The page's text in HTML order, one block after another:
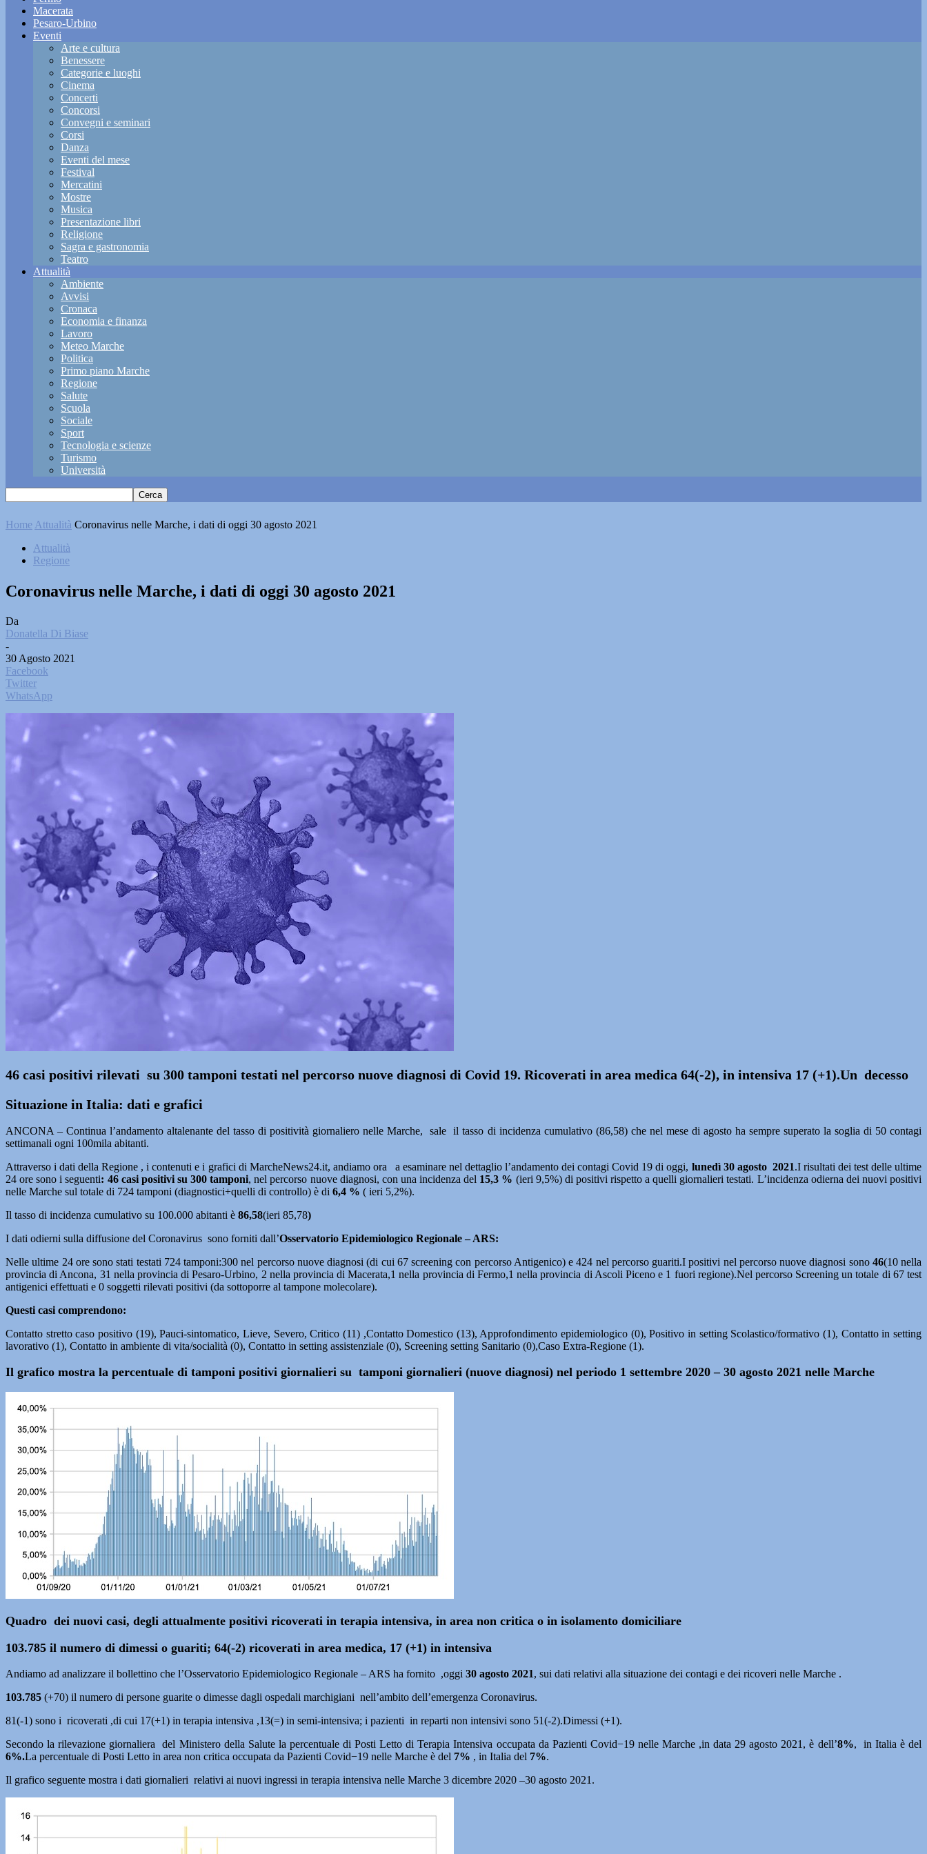
Macerata
Pesaro-Urbino
Eventi
Arte e cultura
Benessere
Categorie e luoghi
Cinema
Concerti
Concorsi
Convegni e seminari
Corsi
Danza
Eventi del mese
Festival
Mercatini
Mostre
Musica
Presentazione libri
Religione
Sagra e gastronomia
Teatro
Attualità
Ambiente
Avvisi
Cronaca
Economia e finanza
Lavoro
Meteo Marche
Politica
Primo piano Marche
Regione
Salute
Scuola
Sociale
Sport
Tecnologia e scienze
Turismo
Università
Home Attualità Coronavirus nelle Marche, i dati di oggi 30 agosto 2021
Attualità
Regione
Coronavirus nelle Marche, i dati di oggi 30 agosto 2021
Da
Donatella Di Biase
-
30 Agosto 2021
Facebook
Twitter
WhatsApp
46 casi positivi rilevati su 300 tamponi testati nel percorso nuove diagnosi di Covid 19. Ricoverati in area medica 64(-2), in intensiva 17 (+1).Un decesso
Situazione in Italia: dati e grafici
ANCONA – Continua l’andamento altalenante del tasso di positività giornaliero nelle Marche, sale il tasso di incidenza cumulativo (86,58) che nel mese di agosto ha sempre superato la soglia di 50 contagi
settimanali ogni 100mila abitanti.
Attraverso i dati della Regione , i contenuti e i grafici di MarcheNews24.it, andiamo ora a esaminare nel dettaglio l’andamento dei contagi Covid 19 di oggi, lunedì 30 agosto 2021.I risultati dei test delle ultime
24 ore sono i seguenti: 46 casi positivi su 300tamponi, nel percorso nuove diagnosi, con una incidenza del 15,3 % (ieri 9,5%) di positivi rispetto a quelli giornalieri testati. L’incidenza odierna dei nuovi positivi
nelle Marche sul totale di 724 tamponi (diagnostici+quelli di controllo) è di 6,4 % ( ieri 5,2%).
Il tasso di incidenza cumulativo su 100.000 abitanti è 86,58(ieri 85,78)
I dati odierni sulla diffusione del Coronavirus sono forniti dall’Osservatorio Epidemiologico Regionale – ARS:
Nelle ultime 24 ore sono stati testati 724 tamponi:300 nel percorso nuove diagnosi (di cui 67 screening con percorso Antigenico) e 424 nel percorso guariti.I positivi nel percorso nuove diagnosi sono 46(10 nella
provincia di Ancona, 31 nella provincia di Pesaro-Urbino, 2 nella provincia di Macerata,1 nella provincia di Fermo,1 nella provincia di Ascoli Piceno e 1 fuori regione).Nel percorso Screening un totale di 67 test
antigenici effettuati e 0 soggetti rilevati positivi (da sottoporre al tampone molecolare).
Questi casi comprendono:
Contatto stretto caso positivo (19), Pauci-sintomatico, Lieve, Severo, Critico (11) ,Contatto Domestico (13), Approfondimento epidemiologico (0), Positivo in setting Scolastico/formativo (1), Contatto in setting
lavorativo (1), Contatto in ambiente di vita/socialità (0), Contatto in setting assistenziale (0), Screening setting Sanitario (0),Caso Extra-Regione (1).
Il grafico mostra la percentuale di tamponi positivi giornalieri su tamponi giornalieri (nuove diagnosi) nel periodo 1 settembre 2020 – 30 agosto 2021 nelle Marche
Quadro dei nuovi casi, degli attualmente positivi ricoverati in terapia intensiva, in area non critica o in isolamento domiciliare
103.785 il numero di dimessi o guariti; 64(-2) ricoverati in area medica, 17 (+1) in intensiva
Andiamo ad analizzare il bollettino che l’Osservatorio Epidemiologico Regionale – ARS ha fornito ,oggi 30 agosto 2021, sui dati relativi alla situazione dei contagi e dei ricoveri nelle Marche .
103.785 (+70) il numero di persone guarite o dimesse dagli ospedali marchigiani nell’ambito dell’emergenza Coronavirus.
81(-1) sono i ricoverati ,di cui 17(+1) in terapia intensiva ,13(=) in semi-intensiva; i pazienti in reparti non intensivi sono 51(-2).Dimessi (+1).
Secondo la rilevazione giornaliera del Ministero della Salute la percentuale di Posti Letto di Terapia Intensiva occupata da Pazienti Covid−19 nelle Marche ,in data 29 agosto 2021, è dell’8%, in Italia è del
6%.La percentuale di Posti Letto in area non critica occupata da Pazienti Covid−19 nelle Marche è del 7% , in Italia del 7%.
Il grafico seguente mostra i dati giornalieri relativi ai nuovi ingressi in terapia intensiva nelle Marche 3 dicembre 2020 –30 agosto 2021.